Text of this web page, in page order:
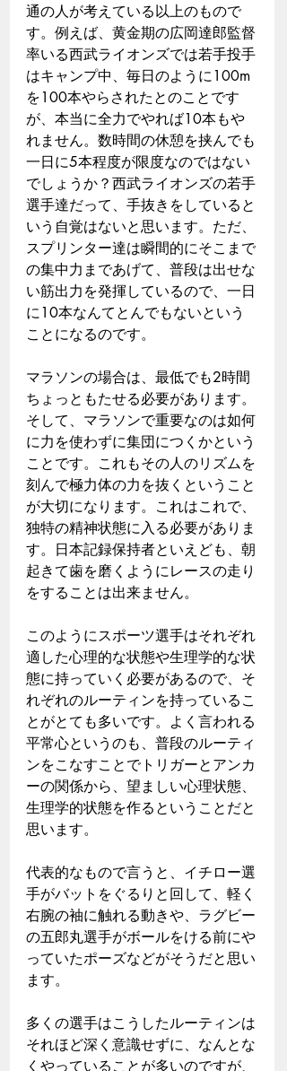
通の人が考えている以上のもので
す。例えば、黄金期の広岡達郎監督
率いる西武ライオンズでは若手投手
はキャンプ中、毎日のように100m
を100本やらされたとのことです
が、本当に全力でやれば10本もや
れません。数時間の休憩を挟んでも
一日に5本程度が限度なのではない
でしょうか？西武ライオンズの若手
選手達だって、手抜きをしていると
いう自覚はないと思います。ただ、
スプリンター達は瞬間的にそこまで
の集中力まであげて、普段は出せな
い筋出力を発揮しているので、一日
に10本なんてとんでもないという
ことになるのです。
マラソンの場合は、最低でも2時間
ちょっともたせる必要があります。
そして、マラソンで重要なのは如何
に力を使わずに集団につくかという
ことです。これもその人のリズムを
刻んで極力体の力を抜くということ
が大切になります。これはこれで、
独特の精神状態に入る必要がありま
す。日本記録保持者といえども、朝
起きて歯を磨くようにレースの走り
をすることは出来ません。
このようにスポーツ選手はそれぞれ
適した心理的な状態や生理学的な状
態に持っていく必要があるので、そ
れぞれのルーティンを持っているこ
とがとても多いです。よく言われる
平常心というのも、普段のルーティ
ンをこなすことでトリガーとアンカ
ーの関係から、望ましい心理状態、
生理学的状態を作るということだと
思います。
代表的なもので言うと、イチロー選
手がバットをぐるりと回して、軽く
右腕の袖に触れる動きや、ラグビー
の五郎丸選手がボールをける前にや
っていたポーズなどがそうだと思い
ます。
多くの選手はこうしたルーティンは
それほど深く意識せずに、なんとな
くやっていることが多いのですが、